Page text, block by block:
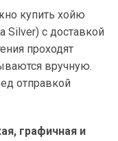
купить хойю
Silver) с доставкой
проходят
вручную.
отправкой
графичная и